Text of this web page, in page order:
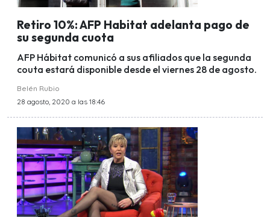
Retiro 10%: AFP Habitat adelanta pago de
su segunda cuota
AFP Hábitat comunicó a sus afiliados que la segunda
couta estará disponible desde el viernes 28 de agosto.
Belén Rubio
28 agosto, 2020 a las 18:46